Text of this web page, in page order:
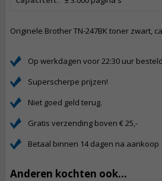
Originele Brother TN-247BK toner zwart,
Op werkdagen voor 22:30 uur
Superscherpe prijzen!
Niet goed geld terug.
Gratis verzending boven € 25,-
Betaal binnen 14 dagen na aankoop
Anderen kochten ook...